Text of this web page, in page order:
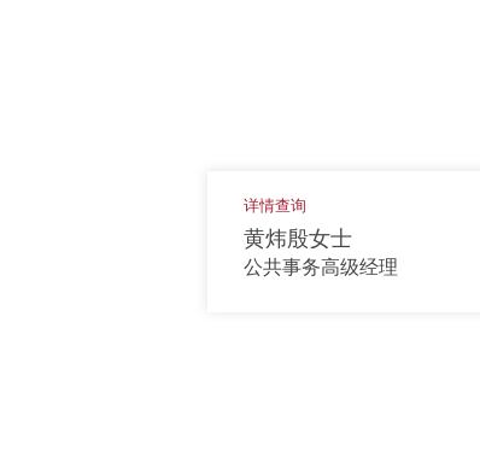
详情查询
黄炜殷女士
公共事务高级经理